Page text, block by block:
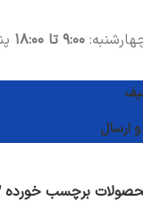
۹:۰۰ تا ۱۸:۰۰
ارسال
برچسب خورده